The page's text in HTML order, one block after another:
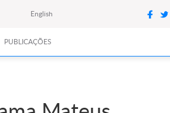
English
PUBLICAÇÕES